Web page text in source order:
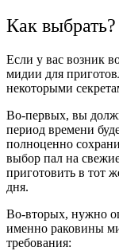
Как выбрать?
Если у вас возник
мидии для
некоторыми
Во-первых, вы
период времени
полноценно
выбор пал на
приготовить в тот
дня.
Во-вторых, нужно
именно раковины
требования: